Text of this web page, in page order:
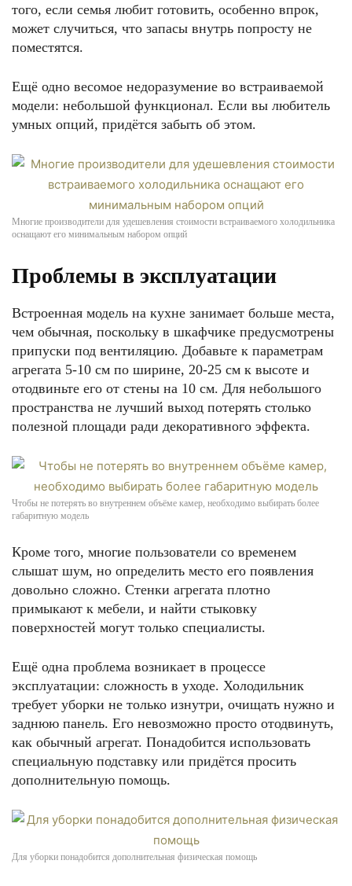
того, если семья любит готовить, особенно впрок,
может случиться, что запасы внутрь попросту не
поместятся.
Ещё одно весомое недоразумение во встраиваемой
модели: небольшой функционал. Если вы любитель
умных опций, придётся забыть об этом.
Многие производители для удешевления стоимости встраиваемого холодильника
оснащают его минимальным набором опций
Проблемы в эксплуатации
Встроенная модель на кухне занимает больше места,
чем обычная, поскольку в шкафчике предусмотрены
припуски под вентиляцию. Добавьте к параметрам
агрегата 5-10 см по ширине, 20-25 см к высоте и
отодвиньте его от стены на 10 см. Для небольшого
пространства не лучший выход потерять столько
полезной площади ради декоративного эффекта.
Чтобы не потерять во внутреннем объёме камер, необходимо выбирать более
габаритную модель
Кроме того, многие пользователи со временем
слышат шум, но определить место его появления
довольно сложно. Стенки агрегата плотно
примыкают к мебели, и найти стыковку
поверхностей могут только специалисты.
Ещё одна проблема возникает в процессе
эксплуатации: сложность в уходе. Холодильник
требует уборки не только изнутри, очищать нужно и
заднюю панель. Его невозможно просто отодвинуть,
как обычный агрегат. Понадобится использовать
специальную подставку или придётся просить
дополнительную помощь.
Для уборки понадобится дополнительная физическая помощь